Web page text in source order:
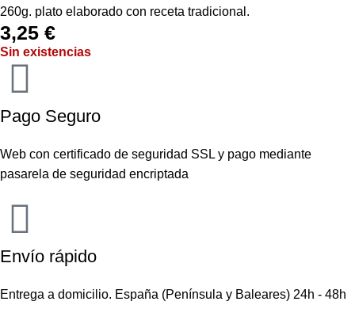
260g. plato elaborado con receta tradicional.
3,25 €
Sin existencias
Pago Seguro
Web con certificado de seguridad SSL y pago mediante
pasarela de seguridad encriptada
Envío rápido
Entrega a domicilio. España (Península y Baleares) 24h - 48h